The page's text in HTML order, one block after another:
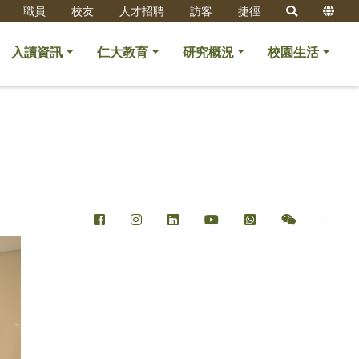
職員 校友 人才招聘 訪客 捷徑
入讀資訊 仁大教育 研究概況 校園生活